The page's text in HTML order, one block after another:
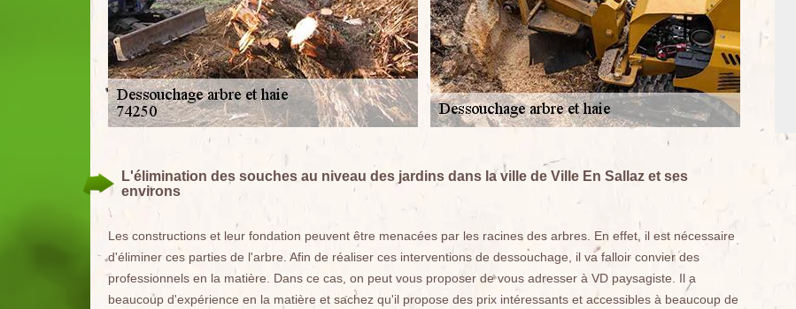
L'élimination des souches au niveau des jardins dans la ville de Ville En Sallaz et ses
environs
Les constructions et leur fondation peuvent être menacées par les racines des arbres. En effet, il est nécessaire
d'éliminer ces parties de l'arbre. Afin de réaliser ces interventions de dessouchage, il va falloir convier des
professionnels en la matière. Dans ce cas, on peut vous proposer de vous adresser à VD paysagiste. Il a
beaucoup d'expérience en la matière et sachez qu'il propose des prix intéressants et accessibles à beaucoup de